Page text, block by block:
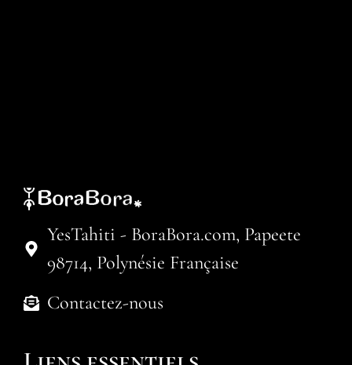
YesTahiti - BoraBora.com, Papeete
98714, Polynésie Française
Contactez-nous